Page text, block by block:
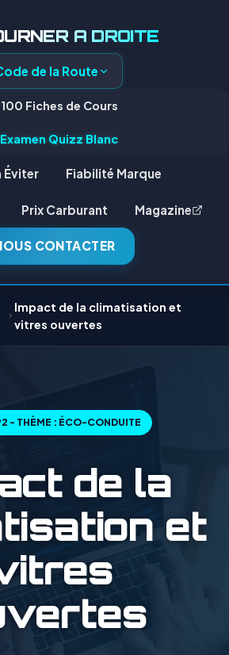
A DROITE
de la Route
100 Fiches de Cours
Examen Quizz Blanc
Éviter Fiabilité Marque
Prix Carburant Magazine
CONTACTER
Impact de la climatisation et
vitres ouvertes
- THÈME : ÉCO-CONDUITE
de la
et